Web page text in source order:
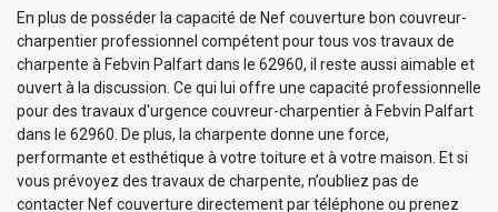
En plus de posséder la capacité de Nef couverture bon couvreur-
charpentier professionnel compétent pour tous vos travaux de
charpente à Febvin Palfart dans le 62960, il reste aussi aimable et
ouvert à la discussion. Ce qui lui offre une capacité professionnelle
pour des travaux d'urgence couvreur-charpentier à Febvin Palfart
dans le 62960. De plus, la charpente donne une force,
performante et esthétique à votre toiture et à votre maison. Et si
vous prévoyez des travaux de charpente, n’oubliez pas de
contacter Nef couverture directement par téléphone ou prenez